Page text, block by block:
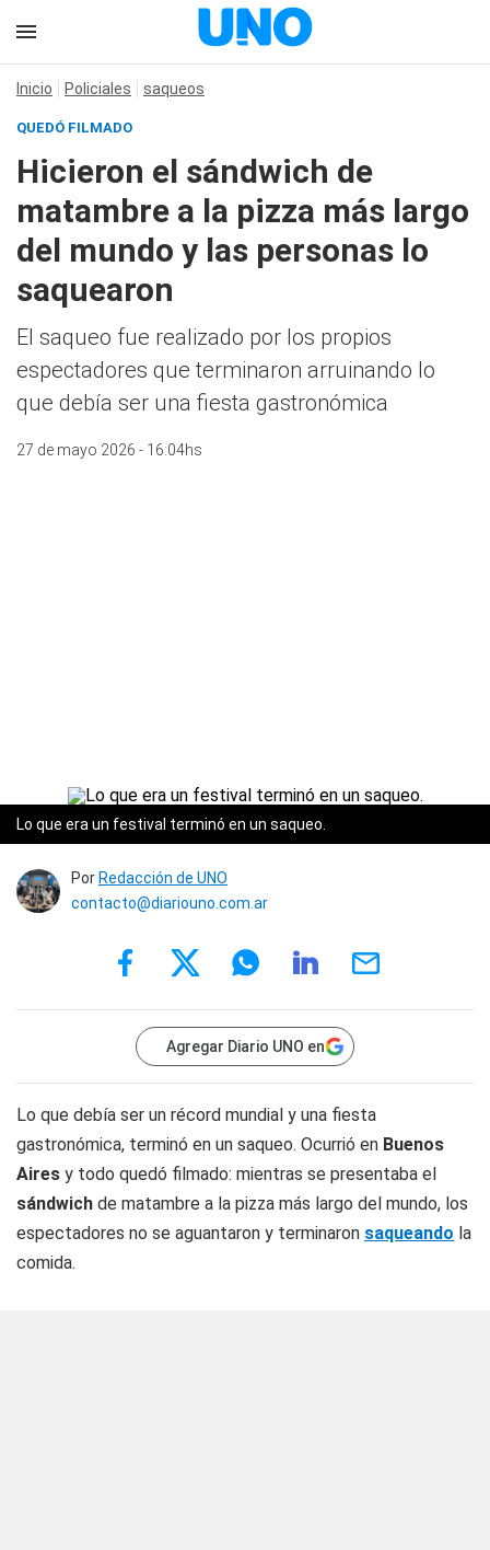
Inicio Policiales saqueos
QUEDÓ FILMADO
Hicieron el sándwich de
matambre a la pizza más largo
del mundo y las personas lo
saquearon
El saqueo fue realizado por los propios
espectadores que terminaron arruinando lo
que debía ser una fiesta gastronómica
27 de mayo 2026 - 16:04hs
Lo que era un festival terminó en un saqueo.
Por Redacción de UNO
contacto@diariouno.com.ar
Agregar Diario UNO en
Lo que debía ser un récord mundial y una fiesta
gastronómica, terminó en un saqueo. Ocurrió en Buenos
Aires y todo quedó filmado: mientras se presentaba el
sándwich de matambre a la pizza más largo del mundo, los
espectadores no se aguantaron y terminaron saqueando la
comida.